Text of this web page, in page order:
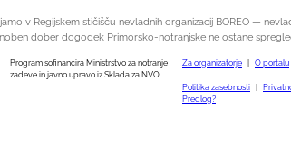
v Regijskem stičišču nevladnih organizacij BOREO —
dober dogodek Primorsko-notranjske ne ostane
Program sofinancira Ministrstvo za notranje
zadeve in javno upravo iz Sklada za NVO.
Za organizatorje O portalu
Politika zasebnosti
Predlog?